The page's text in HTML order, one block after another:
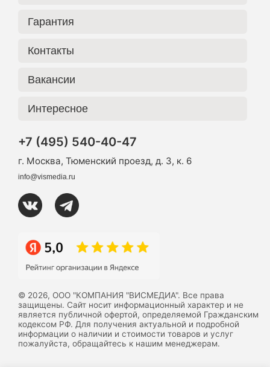
Гарантия
Контакты
Вакансии
Интересное
+7 (495) 540-40-47
г. Москва, Тюменский проезд, д. 3, к. 6
info@vismedia.ru
© 2026, ООО "КОМПАНИЯ "ВИСМЕДИА". Все права
защищены. Сайт носит информационный характер и не
является публичной офертой, определяемой Гражданским
кодексом РФ. Для получения актуальной и подробной
информации о наличии и стоимости товаров и услуг
пожалуйста, обращайтесь к нашим менеджерам.